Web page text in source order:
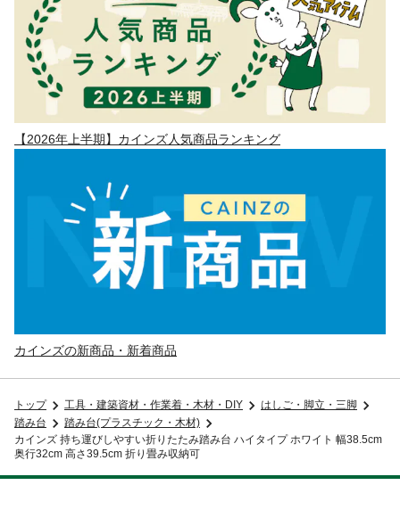
【2026年上半期】カインズ人気商品ランキング
カインズの新商品・新着商品
トップ 工具・建築資材・作業着・木材・DIY
はしご・脚立・三脚
踏み台
踏み台(プラスチック・木材)
カインズ 持ち運びしやすい折りたたみ踏み台 ハイタイプ ホワイト 幅38.5cm
奥行32cm 高さ39.5cm 折り畳み収納可